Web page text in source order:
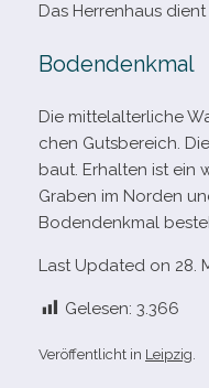
Das Herrenhaus
Bodendenkmal
Die mit­tel­al­ter­li­che
chen Gutsbereich.
baut. Erhalten ist ein
Graben im Norden
Bodendenkmal
Last Updated on 28.
Gelesen: 3.366
Veröffentlicht in Leipzig